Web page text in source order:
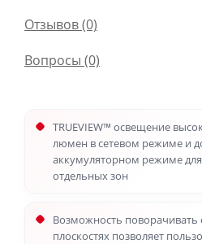
Отзывов (0)
Вопросы (0)
TRUEVIEW™ освещение
люмен в сетевом режиме и
аккумуляторном режиме
отдельных зон
Возможность поворачивать
плоскостях позволяет